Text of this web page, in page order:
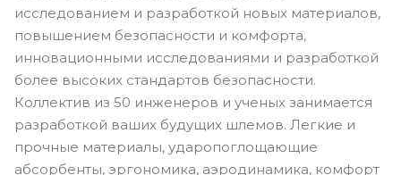
исследованием и разработкой новых материалов,
повышением безопасности и комфорта,
инновационными исследованиями и разработкой
более высоких стандартов безопасности.
Коллектив из 50 инженеров и ученых занимается
разработкой ваших будущих шлемов. Легкие и
прочные материалы, ударопоглощающие
абсорбенты, эргономика, аэродинамика, комфорт